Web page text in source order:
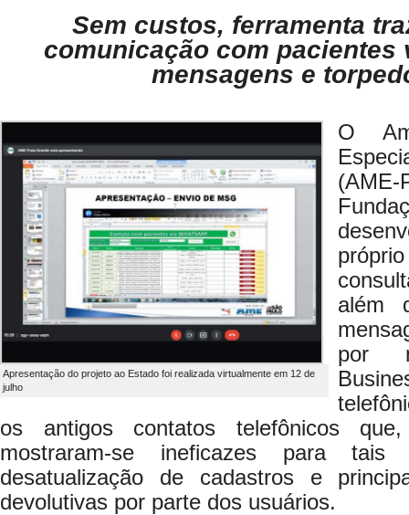
Sem custos, ferramenta
comunicação com pacientes
mensagens e
Apresentação do projeto ao Estado foi realizada virtualmente em 12 de
julho
O
além
por
os antigos contatos telefônicos
mostraram-se ineficazes para
desatualização de cadastros e
devolutivas por parte dos usuários.